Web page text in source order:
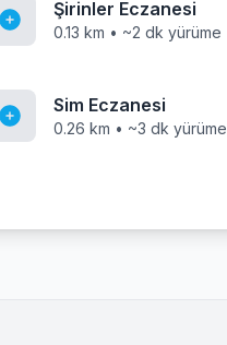
Şirinler Eczanesi
0.13 km • ~2 dk yürüme
Sim Eczanesi
0.26 km • ~3 dk yürüme